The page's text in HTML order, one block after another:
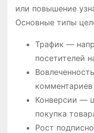
или повышение
Основные типы
Трафик —
посетителей
Конверсии —
покупка
Рост